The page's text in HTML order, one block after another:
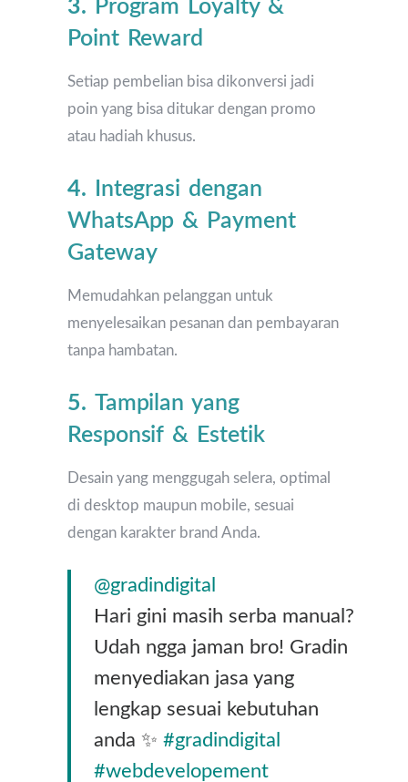
3. Program Loyalty &
Point Reward
Setiap pembelian bisa dikonversi jadi
poin yang bisa ditukar dengan promo
atau hadiah khusus.
4.
Integrasi dengan
WhatsApp & Payment
Gateway
Memudahkan pelanggan untuk
menyelesaikan pesanan dan pembayaran
tanpa hambatan.
5. Tampilan yang
Responsif & Estetik
Desain yang menggugah selera, optimal
di desktop maupun mobile, sesuai
dengan karakter brand Anda.
@gradindigital
Hari gini masih serba manual?
Udah ngga jaman bro! Gradin
menyediakan jasa yang
lengkap sesuai kebutuhan
anda ✨ #gradindigital
#webdevelopement